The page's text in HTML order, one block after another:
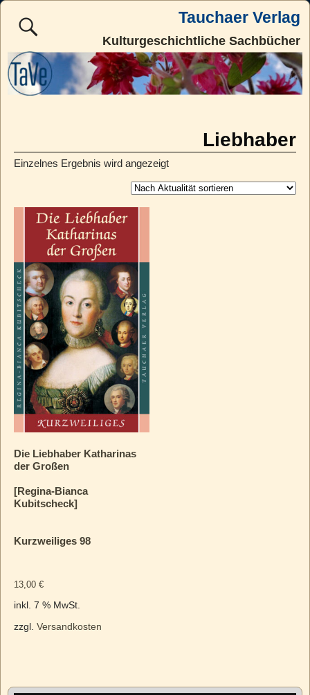
Tauchaer Verlag
Kulturgeschichtliche Sachbücher
Liebhaber
Einzelnes Ergebnis wird angezeigt
Die Liebhaber Katharinas
der Großen
[Regina-Bianca
Kubitscheck]
Kurzweiliges 98
13,00 €
inkl. 7 % MwSt.
zzgl. Versandkosten